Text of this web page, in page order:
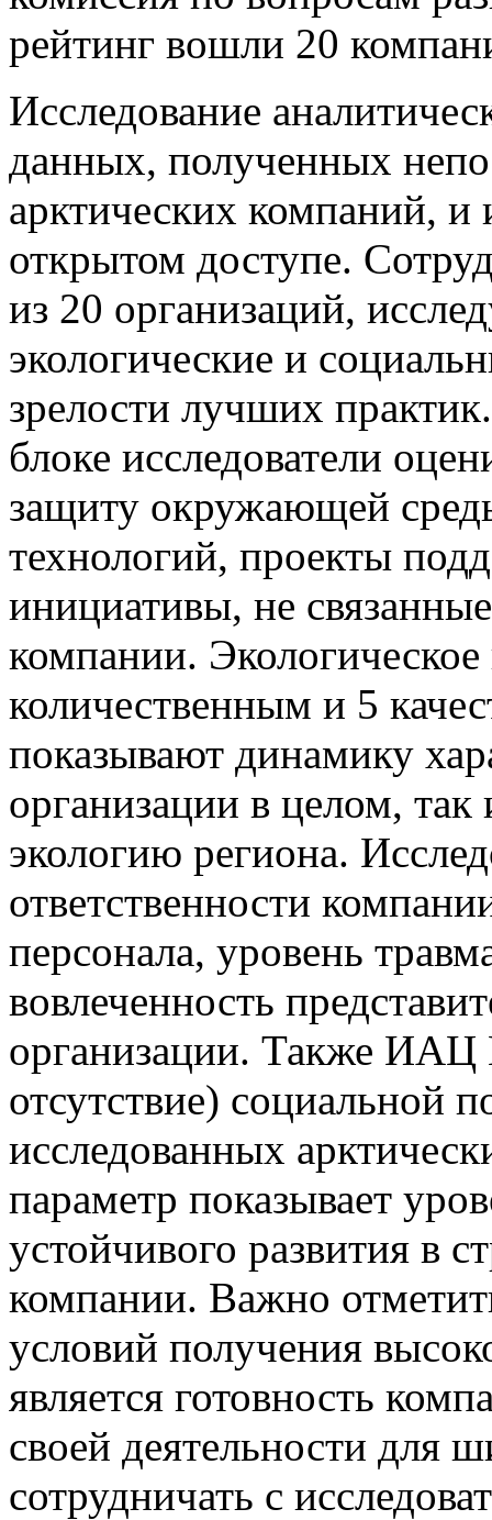
рейтинг вошли 20
Исследование
данных, полученных
арктических компаний,
открытом доступе.
из 20 организаций,
экологические и
зрелости лучших
блоке исследователи
защиту окружающей
технологий, проекты
инициативы, не
компании. Экологическое
количественным и 5
показывают динамику
организации в целом,
экологию региона.
ответственности
персонала, уровень
вовлеченность
организации. Также
отсутствие) социальной
исследованных
параметр показывает
устойчивого развития в
компании. Важно
условий получения
является готовность
своей деятельности для
сотрудничать с